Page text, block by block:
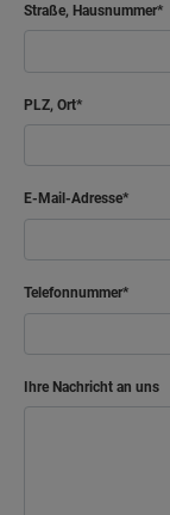
Straße, Hausnummer
PLZ, Ort
E-Mail-Adresse
Telefonnummer
Ihre Nachricht an uns